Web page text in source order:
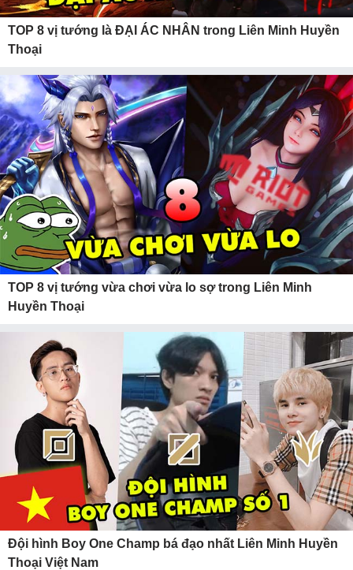
TOP 8 vị tướng là ĐẠI ÁC NHÂN trong Liên Minh Huyền
Thoại
TOP 8 vị tướng vừa chơi vừa lo sợ trong Liên Minh
Huyền Thoại
Đội hình Boy One Champ bá đạo nhất Liên Minh Huyền
Thoại Việt Nam